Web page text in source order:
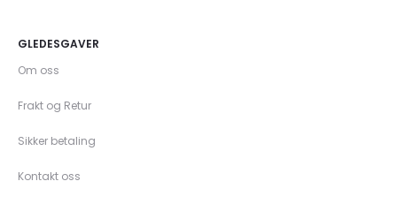
GLEDESGAVER
Om oss
Frakt og Retur
Sikker betaling
Kontakt oss